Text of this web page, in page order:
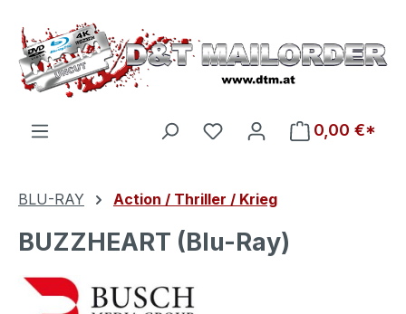
Zum Hauptinhalt springen
Du hast 0 Produkte auf
0,00 €*
BLU-RAY Action / Thriller / Krieg
BUZZHEART (Blu-Ray)